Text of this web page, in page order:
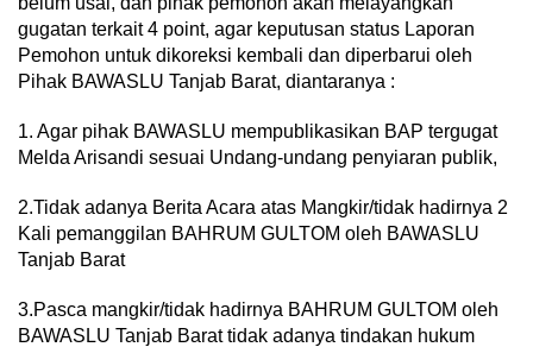
gugatan terkait 4 point, agar keputusan status Laporan
Pemohon untuk dikoreksi kembali dan diperbarui oleh
Pihak BAWASLU Tanjab Barat, diantaranya :
1. Agar pihak BAWASLU mempublikasikan BAP tergugat
Melda Arisandi sesuai Undang-undang penyiaran publik,
2.Tidak adanya Berita Acara atas Mangkir/tidak hadirnya 2
Kali pemanggilan BAHRUM GULTOM oleh BAWASLU
Tanjab Barat
3.Pasca mangkir/tidak hadirnya BAHRUM GULTOM oleh
BAWASLU Tanjab Barat tidak adanya tindakan hukum